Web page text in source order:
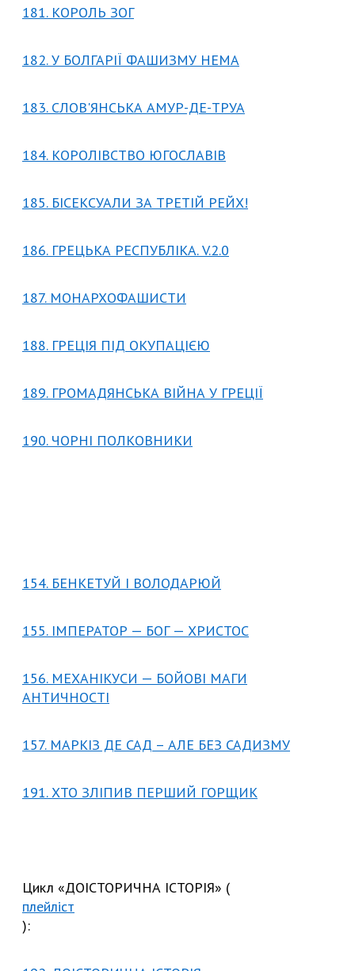
181. КОРОЛЬ ЗОГ
182. У БОЛГАРІЇ ФАШИЗМУ НЕМА
183. СЛОВ'ЯНСЬКА АМУР-ДЕ-ТРУА
184. КОРОЛІВСТВО ЮГОСЛАВІВ
185. БІСЕКСУАЛИ ЗА ТРЕТІЙ РЕЙХ!
186. ГРЕЦЬКА РЕСПУБЛІКА. V.2.0
187. МОНАРХОФАШИСТИ
188. ГРЕЦІЯ ПІД ОКУПАЦІЄЮ
189. ГРОМАДЯНСЬКА ВІЙНА У ГРЕЦІЇ
190. ЧОРНІ ПОЛКОВНИКИ
154. БЕНКЕТУЙ І ВОЛОДАРЮЙ
155. ІМПЕРАТОР — БОГ — ХРИСТОС
156. МЕХАНІКУСИ — БОЙОВІ МАГИ
АНТИЧНОСТІ
157. МАРКІЗ ДЕ САД – АЛЕ БЕЗ САДИЗМУ
191. ХТО ЗЛІПИВ ПЕРШИЙ ГОРЩИК
Цикл «ДОІСТОРИЧНА ІСТОРІЯ» (
плейліст
):